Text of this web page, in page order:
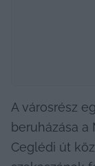
A városrész
beruházása a
Ceglédi út